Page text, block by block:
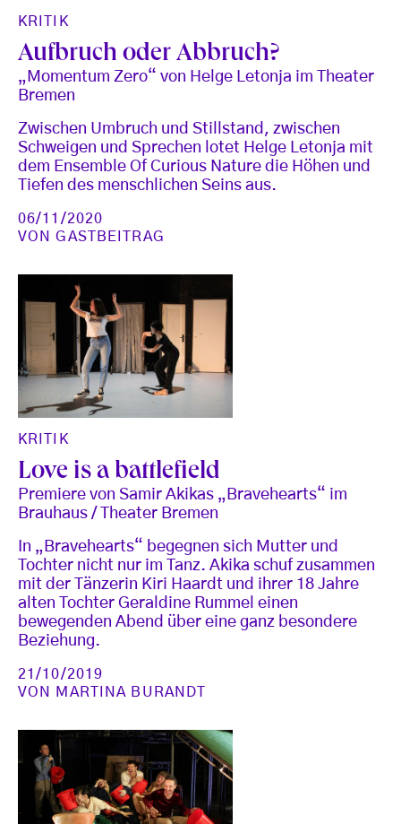
KRITIK
Aufbruch oder Abbruch?
„Momentum Zero“ von Helge Letonja im Theater
Bremen
Zwischen Umbruch und Stillstand, zwischen
Schweigen und Sprechen lotet Helge Letonja mit
dem Ensemble Of Curious Nature die Höhen und
Tiefen des menschlichen Seins aus.
06/11/2020
VONGASTBEITRAG
KRITIK
Love is a battlefield
Premiere von Samir Akikas „Bravehearts“ im
Brauhaus / Theater Bremen
In „Bravehearts“ begegnen sich Mutter und
Tochter nicht nur im Tanz. Akika schuf zusammen
mit der Tänzerin Kiri Haardt und ihrer 18 Jahre
alten Tochter Geraldine Rummel einen
bewegenden Abend über eine ganz besondere
Beziehung.
21/10/2019
VON MARTINA BURANDT